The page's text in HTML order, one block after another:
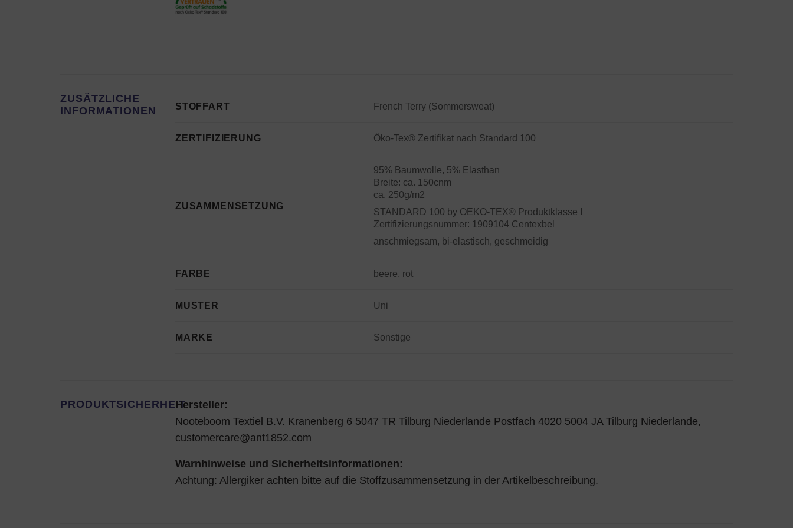
ZUSÄTZLICHE
INFORMATIONEN
STOFFART French Terry (Sommersweat)
ZERTIFIZIERUNG Öko-Tex® Zertifikat nach Standard 100
ZUSAMMENSETZUNG
95% Baumwolle, 5% Elasthan
Breite: ca. 150cnm
ca. 250g/m2
STANDARD 100 by OEKO-TEX® Produktklasse I
Zertifizierungsnummer: 1909104 Centexbel
anschmiegsam, bi-elastisch, geschmeidig
FARBE beere, rot
MUSTER Uni
MARKE Sonstige
PRODUKTSICHERHEITHersteller:
Nooteboom Textiel B.V. Kranenberg 6 5047 TR Tilburg Niederlande Postfach 4020 5004 JA Tilburg Niederlande,
customercare@ant1852.com
Warnhinweise und Sicherheitsinformationen:
Achtung: Allergiker achten bitte auf die Stoffzusammensetzung in der Artikelbeschreibung.